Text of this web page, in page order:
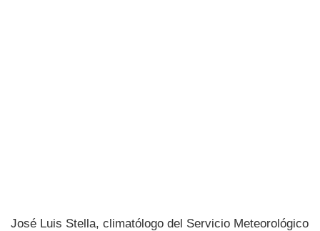
José Luis Stella, climatólogo del Servicio Meteorológico